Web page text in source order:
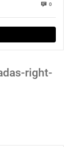
0
right-